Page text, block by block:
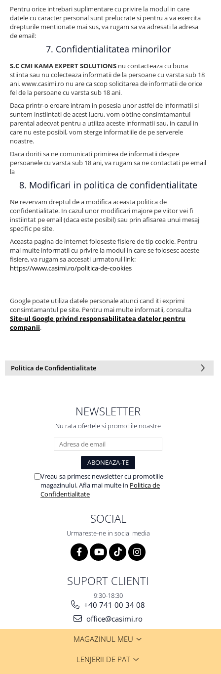
Pentru orice intrebari suplimentare cu privire la modul in care
datele cu caracter personal sunt prelucrate si pentru a va exercita
drepturile mentionate mai sus, va rugam sa va adresati la adresa
de email:
7. Confidentialitatea minorilor
S.C CMI KAMA EXPERT SOLUTIONS nu contacteaza cu buna
stiinta sau nu colecteaza informatii de la persoane cu varsta sub 18
ani. www.casimi.ro nu are ca scop solicitarea de informatii de orice
fel de la persoane cu varsta sub 18 ani.
Daca printr-o eroare intram in posesia unor astfel de informatii si
suntem instiintati de acest lucru, vom obtine consimtamantul
parental adecvat pentru a utiliza aceste informatii sau, in cazul in
care nu este posibil, vom sterge informatiile de pe serverele
noastre.
Daca doriti sa ne comunicati primirea de informatii despre
persoanele cu varsta sub 18 ani, va rugam sa ne contactati pe email
la
8. Modificari in politica de confidentialitate
Ne rezervam dreptul de a modifica aceasta politica de
confidentialitate. In cazul unor modificari majore pe viitor vei fi
instiintat pe email (daca este posibil) sau prin afisarea unui mesaj
specific pe site.
Aceasta pagina de internet foloseste fisiere de tip cookie. Pentru
mai multe informatii cu privire la modul in care se folosesc aceste
fisiere, va rugam sa accesati urmatorul link:
https://www.casimi.ro/politica-de-cookies
Google poate utiliza datele personale atunci cand iti exprimi
consimtamantul pe site. Pentru mai multe informatii, consulta
Site-ul Google privind responsabilitatea datelor pentru
companii.
Politica de Confidentialitate
NEWSLETTER
Nu rata ofertele si promotiile noastre
Vreau sa primesc newsletter cu promotiile
magazinului. Afla mai multe in Politica de
Confidentialitate
SOCIAL
Urmareste-ne in social media
SUPORT CLIENTI
9:30-18:30
+40 741 00 34 08
office@casimi.ro
MAGAZINUL MEU
LENJERII DE PAT